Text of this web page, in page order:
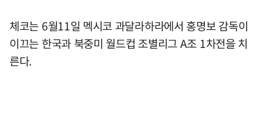
체코는 6월11일 멕시코 과달라하라에서 홍명보 감독이
이끄는 한국과 북중미 월드컵 조별리그 A조 1차전을 치
른다.